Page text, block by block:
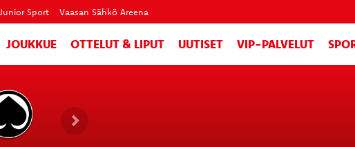
Junior Sport Vaasan Sähkö Areena
JOUKKUE OTTELUT & LIPUT UUTISET VIP-PALVELUT